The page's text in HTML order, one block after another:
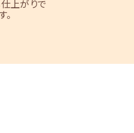
上がりで